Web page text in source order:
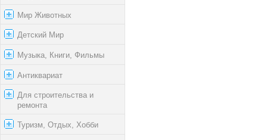
Мир Животных
Детский Мир
Музыка, Книги, Фильмы
Антиквариат
Для строительства и
ремонта
Туризм, Отдых, Хобби